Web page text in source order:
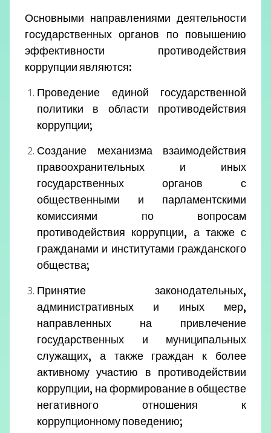
Основными направлениями деятельности
государственных органов по повышению
эффективности противодействия
коррупции являются:
Проведение единой государственной
политики в области противодействия
коррупции;
Создание механизма взаимодействия
правоохранительных и иных
государственных органов с
общественными и парламентскими
комиссиями по вопросам
противодействия коррупции, а также с
гражданами и институтами гражданского
общества;
Принятие законодательных,
административных и иных мер,
направленных на привлечение
государственных и муниципальных
служащих, а также граждан к более
активному участию в противодействии
коррупции, на формирование в обществе
негативного отношения к
коррупционному поведению;